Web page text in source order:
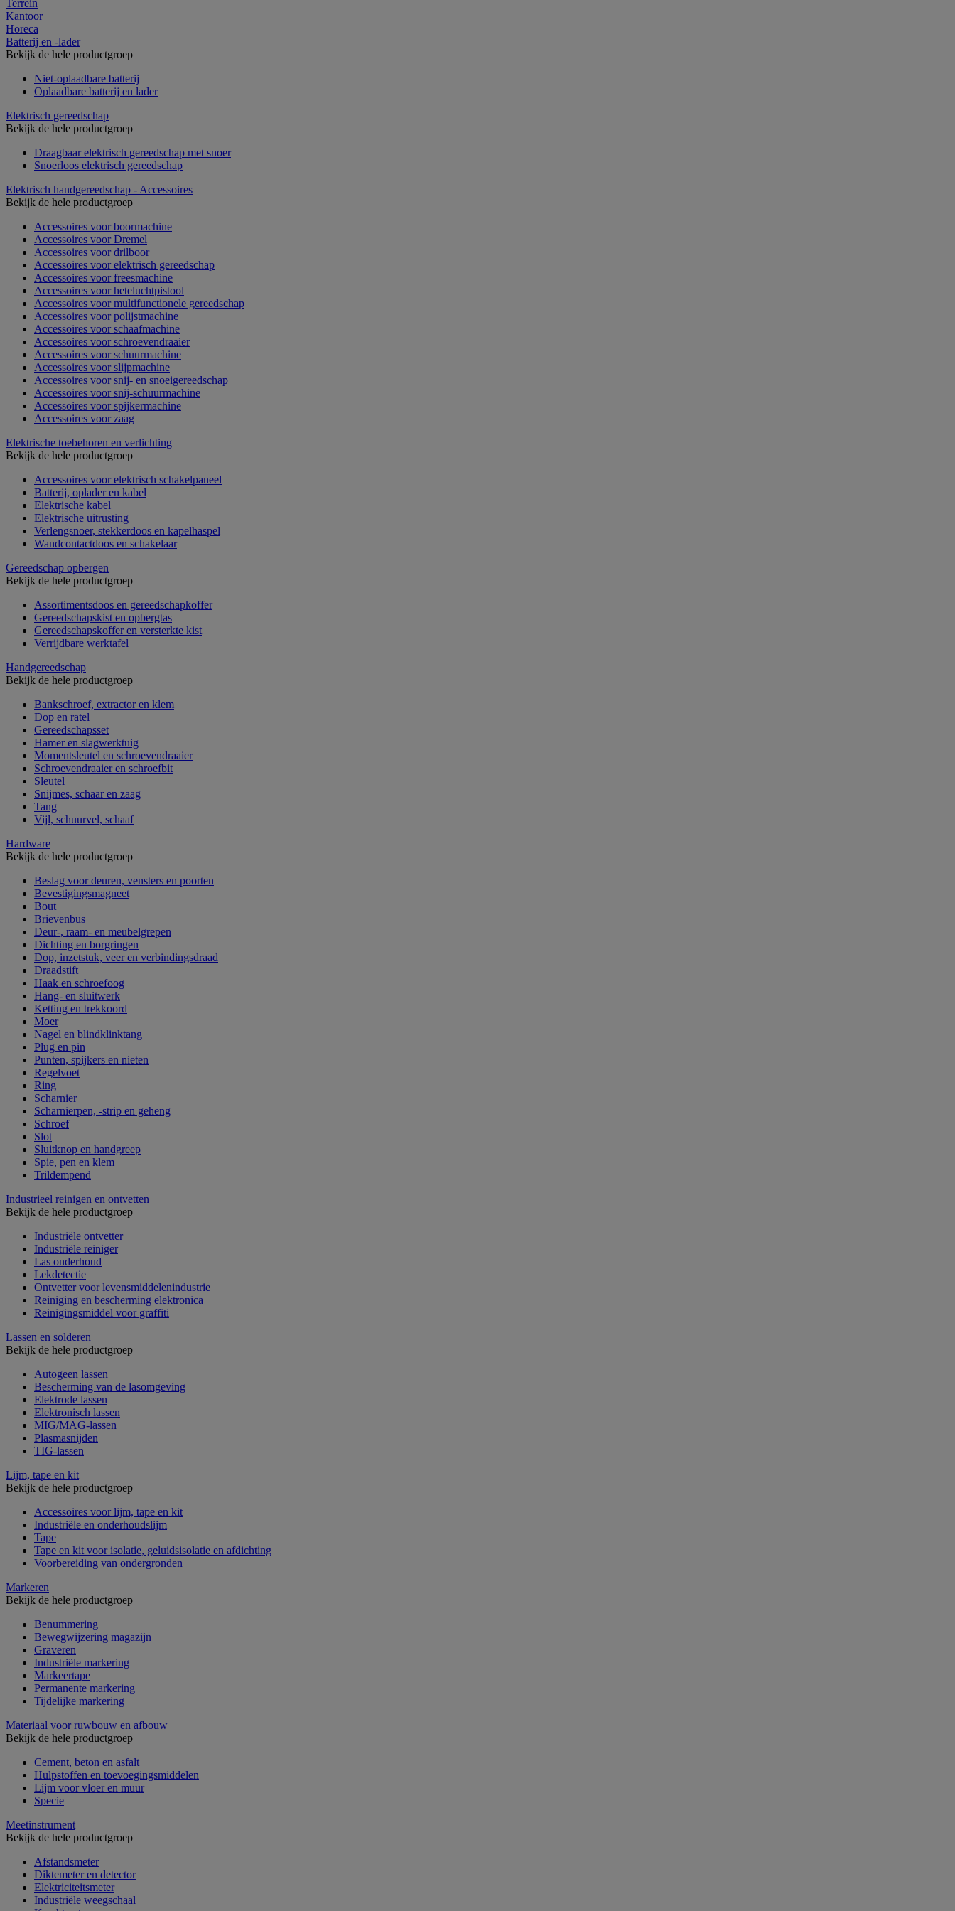
Terrein
Kantoor
Horeca
Batterij en -lader
Bekijk de hele productgroep
Niet-oplaadbare batterij
Oplaadbare batterij en lader
Elektrisch gereedschap
Bekijk de hele productgroep
Draagbaar elektrisch gereedschap met snoer
Snoerloos elektrisch gereedschap
Elektrisch handgereedschap - Accessoires
Bekijk de hele productgroep
Accessoires voor boormachine
Accessoires voor Dremel
Accessoires voor drilboor
Accessoires voor elektrisch gereedschap
Accessoires voor freesmachine
Accessoires voor heteluchtpistool
Accessoires voor multifunctionele gereedschap
Accessoires voor polijstmachine
Accessoires voor schaafmachine
Accessoires voor schroevendraaier
Accessoires voor schuurmachine
Accessoires voor slijpmachine
Accessoires voor snij- en snoeigereedschap
Accessoires voor snij-schuurmachine
Accessoires voor spijkermachine
Accessoires voor zaag
Elektrische toebehoren en verlichting
Bekijk de hele productgroep
Accessoires voor elektrisch schakelpaneel
Batterij, oplader en kabel
Elektrische kabel
Elektrische uitrusting
Verlengsnoer, stekkerdoos en kapelhaspel
Wandcontactdoos en schakelaar
Gereedschap opbergen
Bekijk de hele productgroep
Assortimentsdoos en gereedschapkoffer
Gereedschapskist en opbergtas
Gereedschapskoffer en versterkte kist
Verrijdbare werktafel
Handgereedschap
Bekijk de hele productgroep
Bankschroef, extractor en klem
Dop en ratel
Gereedschapsset
Hamer en slagwerktuig
Momentsleutel en schroevendraaier
Schroevendraaier en schroefbit
Sleutel
Snijmes, schaar en zaag
Tang
Vijl, schuurvel, schaaf
Hardware
Bekijk de hele productgroep
Beslag voor deuren, vensters en poorten
Bevestigingsmagneet
Bout
Brievenbus
Deur-, raam- en meubelgrepen
Dichting en borgringen
Dop, inzetstuk, veer en verbindingsdraad
Draadstift
Haak en schroefoog
Hang- en sluitwerk
Ketting en trekkoord
Moer
Nagel en blindklinktang
Plug en pin
Punten, spijkers en nieten
Regelvoet
Ring
Scharnier
Scharnierpen, -strip en geheng
Schroef
Slot
Sluitknop en handgreep
Spie, pen en klem
Trildempend
Industrieel reinigen en ontvetten
Bekijk de hele productgroep
Industriële ontvetter
Industriële reiniger
Las onderhoud
Lekdetectie
Ontvetter voor levensmiddelenindustrie
Reiniging en bescherming elektronica
Reinigingsmiddel voor graffiti
Lassen en solderen
Bekijk de hele productgroep
Autogeen lassen
Bescherming van de lasomgeving
Elektrode lassen
Elektronisch lassen
MIG/MAG-lassen
Plasmasnijden
TIG-lassen
Lijm, tape en kit
Bekijk de hele productgroep
Accessoires voor lijm, tape en kit
Industriële en onderhoudslijm
Tape
Tape en kit voor isolatie, geluidsisolatie en afdichting
Voorbereiding van ondergronden
Markeren
Bekijk de hele productgroep
Benummering
Bewegwijzering magazijn
Graveren
Industriële markering
Markeertape
Permanente markering
Tijdelijke markering
Materiaal voor ruwbouw en afbouw
Bekijk de hele productgroep
Cement, beton en asfalt
Hulpstoffen en toevoegingsmiddelen
Lijm voor vloer en muur
Specie
Meetinstrument
Bekijk de hele productgroep
Afstandsmeter
Diktemeter en detector
Elektriciteitsmeter
Industriële weegschaal